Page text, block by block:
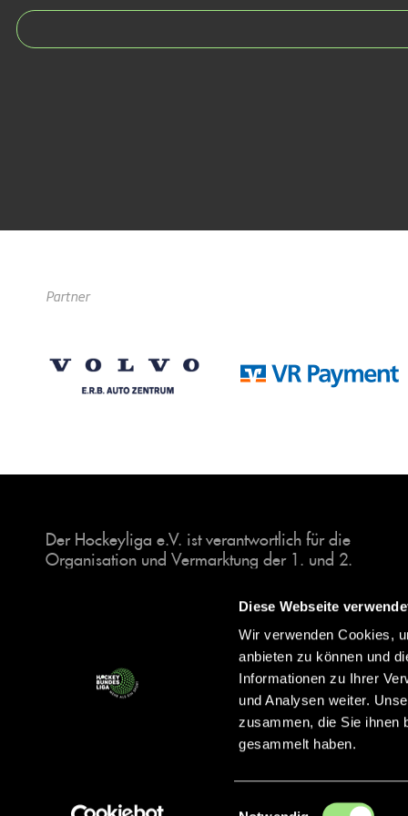
Diese Webseite
Wir verwenden Cookies,
anbieten zu können und
Informationen zu Ihrer
und Analysen weiter.
zusammen, die Sie ihnen
gesammelt haben.
Einwilligungsauswahl
Partner
Der Hockeyliga e.V. ist verantwortlich für die
Organisation und Vermarktung der 1. und 2.
Halle. Insgesamt sind über 60 Vereine unter dem
Dach der Hockeyliga organisiert, sowohl im
Herren als auch im Damen Bereich.